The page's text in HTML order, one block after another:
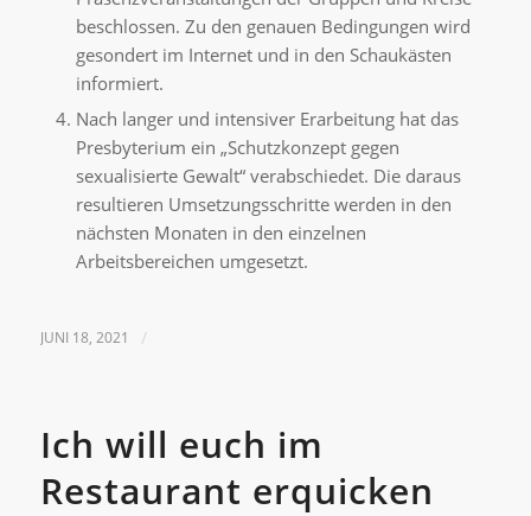
beschlossen. Zu den genauen Bedingungen wird
gesondert im Internet und in den Schaukästen
informiert.
Nach langer und intensiver Erarbeitung hat das
Presbyterium ein „Schutzkonzept gegen
sexualisierte Gewalt“ verabschiedet. Die daraus
resultieren Umsetzungsschritte werden in den
nächsten Monaten in den einzelnen
Arbeitsbereichen umgesetzt.
JUNI 18, 2021 /
Ich will euch im
Restaurant erquicken